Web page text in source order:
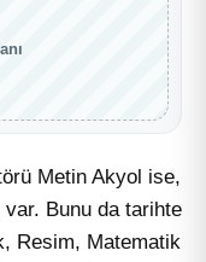
Metin Akyol ise,
var. Bunu da tarihte
Resim, Matematik